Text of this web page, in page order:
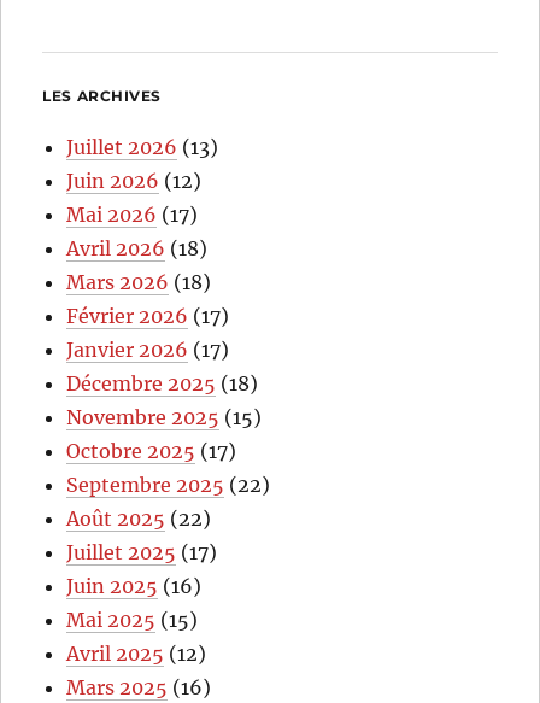
LES ARCHIVES
Juillet 2026 (13)
Juin 2026 (12)
Mai 2026 (17)
Avril 2026 (18)
Mars 2026 (18)
Février 2026 (17)
Janvier 2026 (17)
Décembre 2025 (18)
Novembre 2025 (15)
Octobre 2025 (17)
Septembre 2025 (22)
Août 2025 (22)
Juillet 2025 (17)
Juin 2025 (16)
Mai 2025 (15)
Avril 2025 (12)
Mars 2025 (16)